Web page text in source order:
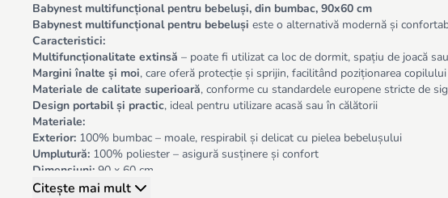
Babynest multifuncțional pentru bebeluși, din bumbac, 90x60 cm
Babynest multifuncțional pentru bebeluși este o alternativă modernă și
Caracteristici:
Multifuncționalitate extinsă – poate fi utilizat ca loc de dormit, spațiu de joacă
Margini înalte și moi, care oferă protecție și sprijin, facilitând poziționarea
Materiale de calitate superioară, conforme cu standardele europene stricte de
Design portabil și practic, ideal pentru utilizare acasă sau în călătorii
Materiale:
Exterior: 100% bumbac – moale, respirabil și delicat cu pielea bebelușului
Umplutură: 100% poliester – asigură susținere și confort
Dimensiuni: 90 x 60 cm
Atenție:acest produs nu este destinat transportării copilului. Se utilizează exclusiv
Citește mai mult